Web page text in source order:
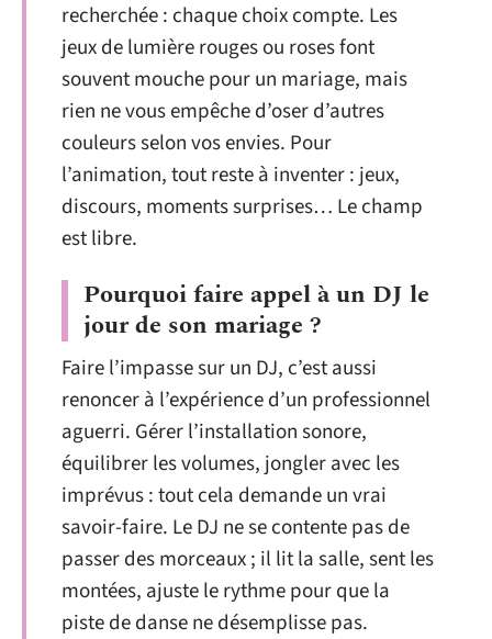
recherchée : chaque choix compte. Les
jeux de lumière rouges ou roses font
souvent mouche pour un mariage, mais
rien ne vous empêche d’oser d’autres
couleurs selon vos envies. Pour
l’animation, tout reste à inventer : jeux,
discours, moments surprises… Le champ
est libre.
Pourquoi faire appel à un DJ le
jour de son mariage ?
Faire l’impasse sur un DJ, c’est aussi
renoncer à l’expérience d’un professionnel
aguerri. Gérer l’installation sonore,
équilibrer les volumes, jongler avec les
imprévus : tout cela demande un vrai
savoir-faire. Le DJ ne se contente pas de
passer des morceaux ; il lit la salle, sent les
montées, ajuste le rythme pour que la
piste de danse ne désemplisse pas.